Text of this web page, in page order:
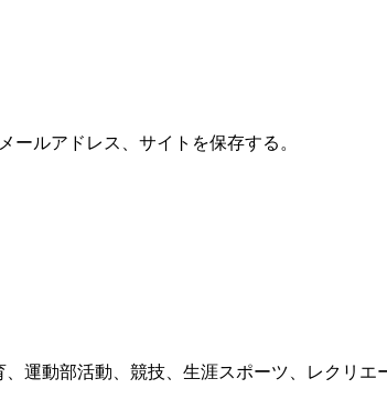
ールアドレス、サイトを保存する。
運動部活動、競技、生涯スポーツ、レクリ